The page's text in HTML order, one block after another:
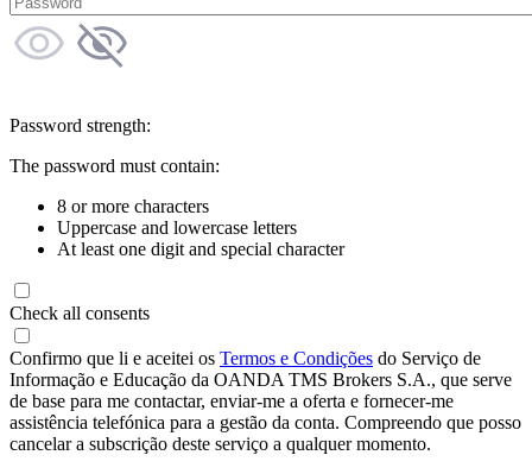
Password strength:
The password must contain:
8 or more characters
Uppercase and lowercase letters
At least one digit and special character
Check all consents
Confirmo que li e aceitei os Termos e Condições do Serviço de
Informação e Educação da OANDA TMS Brokers S.A., que serve
de base para me contactar, enviar-me a oferta e fornecer-me
assistência telefónica para a gestão da conta. Compreendo que posso
cancelar a subscrição deste serviço a qualquer momento.